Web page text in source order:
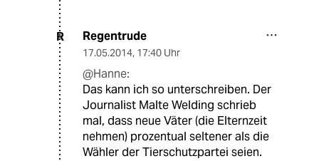
R Regentrude
17.05.2014, 17:40 Uhr
@Hanne:
Das kann ich so unterschreiben. Der
Journalist Malte Welding schrieb
mal, dass neue Väter (die Elternzeit
nehmen) prozentual seltener als die
Wähler der Tierschutzpartei seien.